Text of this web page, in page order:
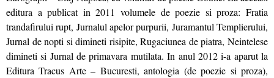
editura a publicat in 2011 volumele de poezie si proza: Fratia
trandafirului rupt, Jurnalul apelor purpurii, Juramantul Templierului,
Jurnal de nopti si dimineti risipite, Rugaciunea de piatra, Neintelese
dimineti si Jurnal de primavara mutilata. In anul 2012 i-a aparut la
Editura Tracus Arte – Bucuresti, antologia (de poezie si proza),